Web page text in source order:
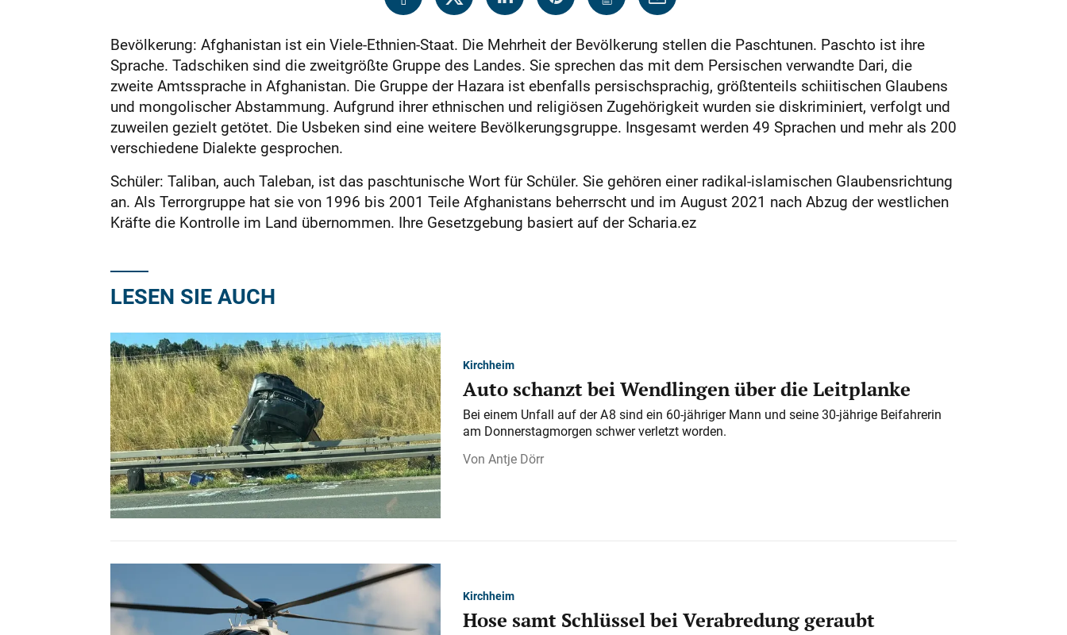
Bevölkerung: Afghanistan ist ein Viele-Ethnien-Staat. Die Mehrheit der Bevölkerung stellen die Paschtunen. Paschto ist ihre
Sprache. Tadschiken sind die zweitgrößte Gruppe des Landes. Sie sprechen das mit dem Persischen verwandte Dari, die
zweite Amtssprache in Afghanistan. Die Gruppe der Hazara ist ebenfalls persischsprachig, größtenteils schiitischen Glaubens
und mongolischer Abstammung. Aufgrund ihrer ethnischen und religiösen Zugehörigkeit wurden sie diskriminiert, verfolgt und
zuweilen gezielt getötet. Die Usbeken sind eine weitere Bevölkerungsgruppe. Insgesamt werden 49 Sprachen und mehr als 200
verschiedene Dialekte gesprochen.
Schüler: Taliban, auch Taleban, ist das paschtunische Wort für Schüler. Sie gehören einer radikal-islamischen Glaubensrichtung
an. Als Terrorgruppe hat sie von 1996 bis 2001 Teile Afghanistans beherrscht und im August 2021 nach Abzug der westlichen
Kräfte die Kontrolle im Land übernommen. Ihre Gesetzgebung basiert auf der Scharia.ez
LESEN SIE AUCH
Kirchheim
Auto schanzt bei Wendlingen über die Leitplanke
Bei einem Unfall auf der A 8 sind ein 60-jähriger Mann und seine 30-jährige Beifahrerin
am Donnerstagmorgen schwer verletzt worden.
Antje Dörr
Kirchheim
Hose samt Schlüssel bei Verabredung geraubt